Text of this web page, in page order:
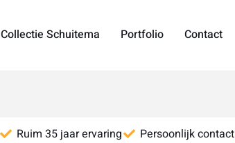
Collectie Schuitema Portfolio Contact
Ruim 35 jaar ervaring Persoonlijk contact